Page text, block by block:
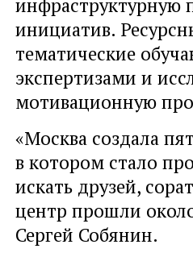
инициатив.
тематические
экспертизами и
мотивационную
«Москва создала
в котором стало
искать друзей,
центр прошли
Сергей Собянин.